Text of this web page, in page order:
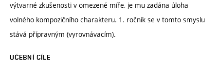
výtvarné zkušenosti v omezené míře, je mu zadána úloha
volného kompozičního charakteru. 1. ročník se v tomto smyslu
stává přípravným (vyrovnávacím).
UČEBNÍ CÍLE